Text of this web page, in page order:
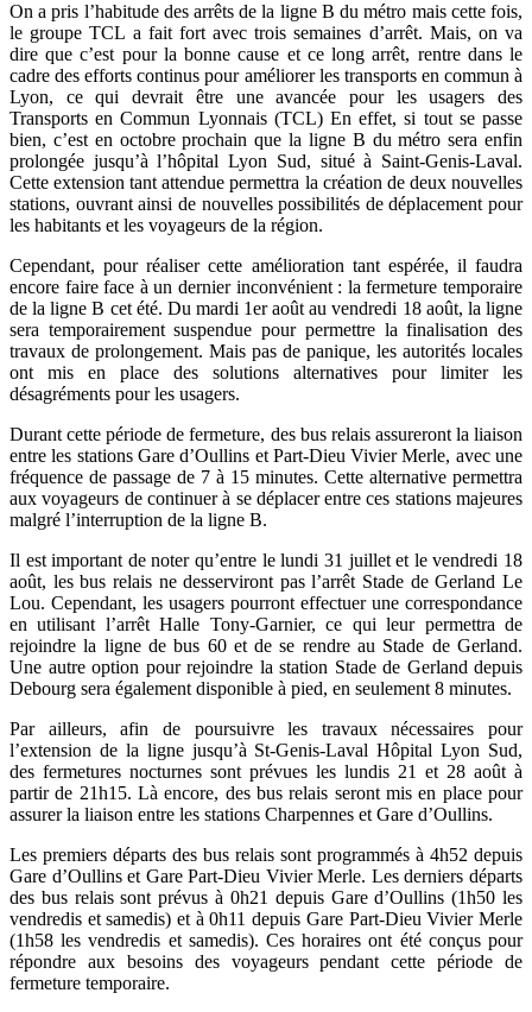
On a pris l’habitude des arrêts de la ligne B du métro mais cette fois,
le groupe TCL a fait fort avec trois semaines d’arrêt. Mais, on va
dire que c’est pour la bonne cause et ce long arrêt, rentre dans le
cadre des efforts continus pour améliorer les transports en commun à
Lyon, ce qui devrait être une avancée pour les usagers des
Transports en Commun Lyonnais (TCL) En effet, si tout se passe
bien, c’est en octobre prochain que la ligne B du métro sera enfin
prolongée jusqu’à l’hôpital Lyon Sud, situé à Saint-Genis-Laval.
Cette extension tant attendue permettra la création de deux nouvelles
stations, ouvrant ainsi de nouvelles possibilités de déplacement pour
les habitants et les voyageurs de la région.
Cependant, pour réaliser cette amélioration tant espérée, il faudra
encore faire face à un dernier inconvénient : la fermeture temporaire
de la ligne B cet été. Du mardi 1er août au vendredi 18 août, la ligne
sera temporairement suspendue pour permettre la finalisation des
travaux de prolongement. Mais pas de panique, les autorités locales
ont mis en place des solutions alternatives pour limiter les
désagréments pour les usagers.
Durant cette période de fermeture, des bus relais assureront la liaison
entre les stations Gare d’Oullins et Part-Dieu Vivier Merle, avec une
fréquence de passage de 7 à 15 minutes. Cette alternative permettra
aux voyageurs de continuer à se déplacer entre ces stations majeures
malgré l’interruption de la ligne B.
Il est important de noter qu’entre le lundi 31 juillet et le vendredi 18
août, les bus relais ne desserviront pas l’arrêt Stade de Gerland Le
Lou. Cependant, les usagers pourront effectuer une correspondance
en utilisant l’arrêt Halle Tony-Garnier, ce qui leur permettra de
rejoindre la ligne de bus 60 et de se rendre au Stade de Gerland.
Une autre option pour rejoindre la station Stade de Gerland depuis
Debourg sera également disponible à pied, en seulement 8 minutes.
Par ailleurs, afin de poursuivre les travaux nécessaires pour
l’extension de la ligne jusqu’à St-Genis-Laval Hôpital Lyon Sud,
des fermetures nocturnes sont prévues les lundis 21 et 28 août à
partir de 21h15. Là encore, des bus relais seront mis en place pour
assurer la liaison entre les stations Charpennes et Gare d’Oullins.
Les premiers départs des bus relais sont programmés à 4h52 depuis
Gare d’Oullins et Gare Part-Dieu Vivier Merle. Les derniers départs
des bus relais sont prévus à 0h21 depuis Gare d’Oullins (1h50 les
vendredis et samedis) et à 0h11 depuis Gare Part-Dieu Vivier Merle
(1h58 les vendredis et samedis). Ces horaires ont été conçus pour
répondre aux besoins des voyageurs pendant cette période de
fermeture temporaire.